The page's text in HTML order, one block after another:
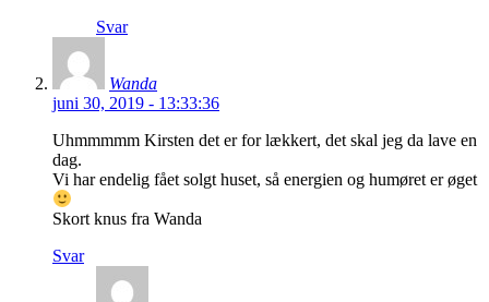
Svar
Wanda
juni 30, 2019 - 13:33:36
Uhmmmmm Kirsten det er for lækkert, det skal jeg da lave en
dag.
Vi har endelig fået solgt huset, så energien og humøret er øget
Skort knus fra Wanda
Svar